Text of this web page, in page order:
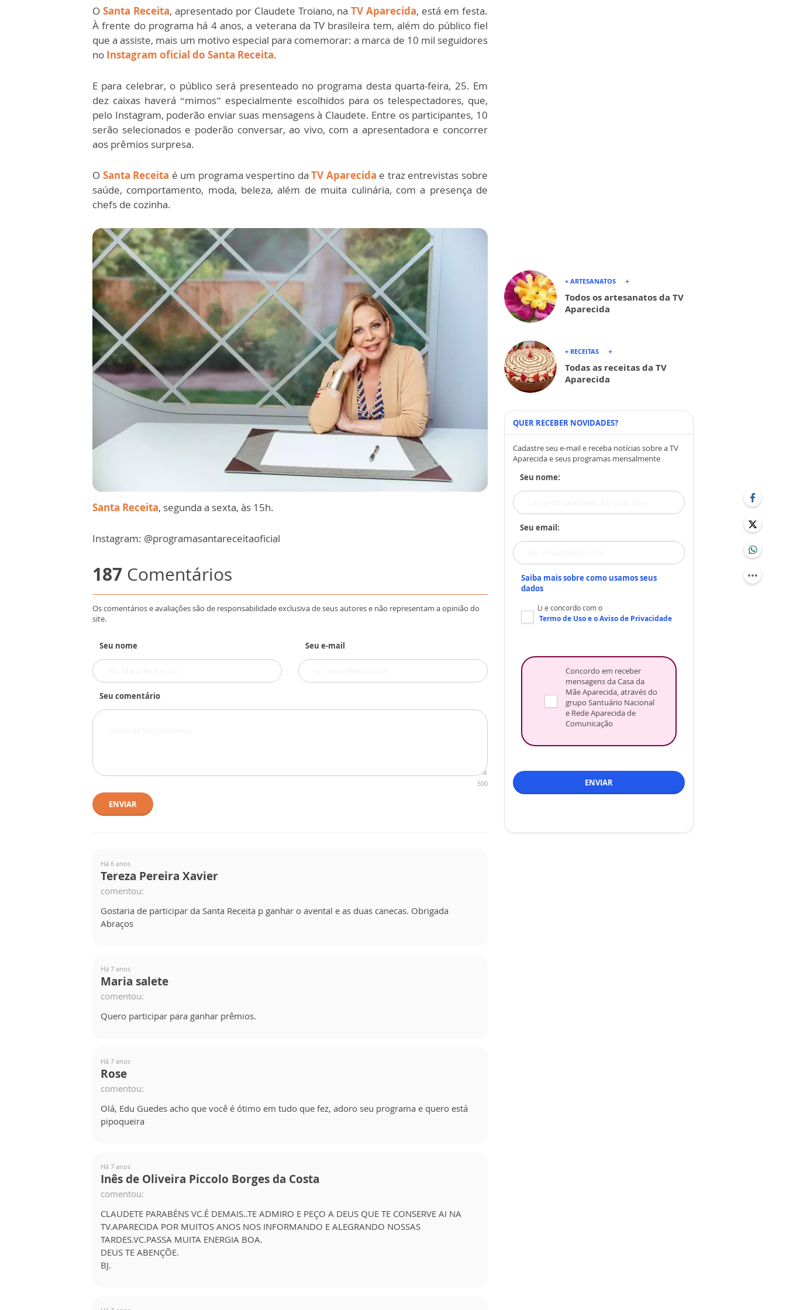
O Santa Receita, apresentado por Claudete Troiano, naTV Aparecida, está em festa.
À frente do programa há 4 anos, a veterana da TV brasileira tem, além do público fiel
que a assiste, mais um motivo especial para comemorar: a marca de 10 mil seguidores
no Instagram oficial do Santa Receita.
E para celebrar, o público será presenteado no programa desta quarta-feira, 25. Em
dez caixas haverá “mimos” especialmente escolhidos para os telespectadores, que,
pelo Instagram, poderão enviar suas mensagens à Claudete. Entre os participantes, 10
serão selecionados e poderão conversar, ao vivo, com a apresentadora e concorrer
aos prêmios surpresa.
O Santa Receita é um programa vespertino daTV Aparecida e traz entrevistas sobre
saúde, comportamento, moda, beleza, além de muita culinária, com a presença de
chefs de cozinha.
Santa Receita, segunda a sexta, às 15h.
Instagram: @programasantareceitaoficial
187 Comentários
Os comentários e avaliações são de responsabilidade exclusiva de seus autores e não representam a opinião do
site.
Seu nome Seu e-mail
Seu comentário
500
ENVIAR
Há 6 anos
Tereza Pereira Xavier
comentou:
Gostaria de participar da Santa Receita p ganhar o avental e as duas canecas. Obrigada
Abraços
Há 7 anos
Maria salete
comentou:
Quero participar para ganhar prêmios.
Há 7 anos
Rose
comentou:
Olá, Edu Guedes acho que você é ótimo em tudo que fez, adoro seu programa e quero está
pipoqueira
Há 7 anos
Inês de Oliveira Piccolo Borges da Costa
comentou:
CLAUDETE PARABÉNS VC.É DEMAIS..TE ADMIRO E PEÇO A DEUS QUE TE CONSERVE AI NA
TV.APARECIDA POR MUITOS ANOS NOS INFORMANDO E ALEGRANDO NOSSAS
TARDES.VC.PASSA MUITA ENERGIA BOA.
DEUS TE ABENÇÕE.
BJ.
+ ARTESANATOS
Todos os artesanatos da TV
Aparecida
+ RECEITAS
Todas as receitas da TV
Aparecida
QUER RECEBER NOVIDADES?
Cadastre seu e-mail e receba notícias sobre a TV
Aparecida e seus programas mensalmente
Seu nome:
Seu email:
Saiba mais sobre como usamos seus
dados
Li e concordo com o
Termo de Usoe oAviso de Privacidade
Concordo em receber
mensagens da Casa da
Mãe Aparecida, através do
grupo Santuário Nacional
e Rede Aparecida de
Comunicação
ENVIAR